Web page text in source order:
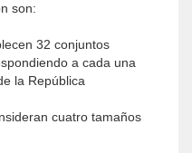
son:
32 conjuntos
a cada una
la República
cuatro tamaños